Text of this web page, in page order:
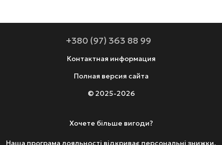
+380 (97) 363 88 99
Контактная информация
Полная версия сайта
© 2025-2026
Хочете більше вигоди?
Наша програма лояльності відкриває персональні знижки.